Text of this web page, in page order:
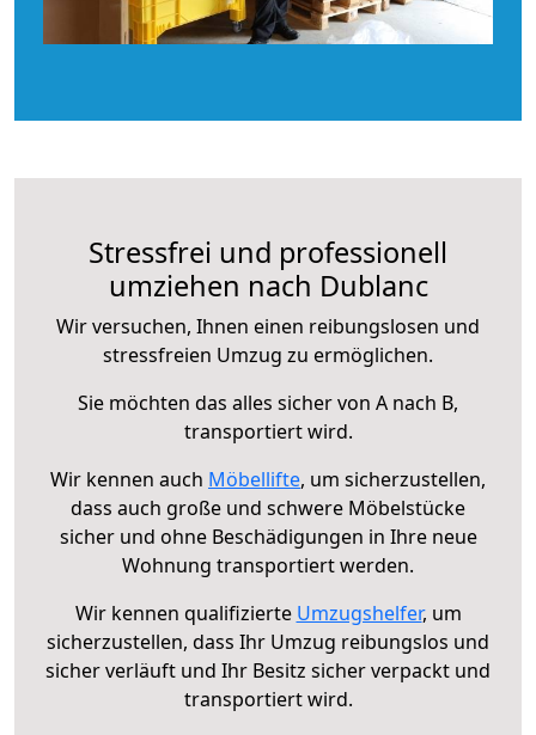
Stressfrei und professionell
umziehen nach Dublanc
Wir versuchen, Ihnen einen reibungslosen und
stressfreien Umzug zu ermöglichen.
Sie möchten das alles sicher von A nach B,
transportiert wird.
Wir kennen auch Möbellifte, um sicherzustellen,
dass auch große und schwere Möbelstücke
sicher und ohne Beschädigungen in Ihre neue
Wohnung transportiert werden.
Wir kennen qualifizierte Umzugshelfer, um
sicherzustellen, dass Ihr Umzug reibungslos und
sicher verläuft und Ihr Besitz sicher verpackt und
transportiert wird.